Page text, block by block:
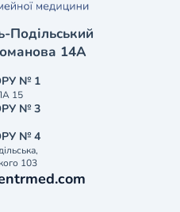
Подільський
14А
№ 1
15
№ 3
№ 4
103